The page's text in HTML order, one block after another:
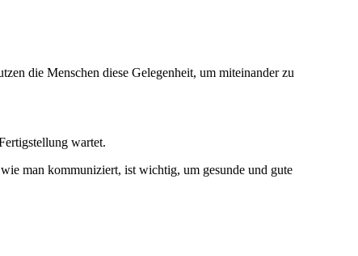
die Menschen diese Gelegenheit, um miteinander zu
wartet.
man kommuniziert, ist wichtig, um gesunde und gute